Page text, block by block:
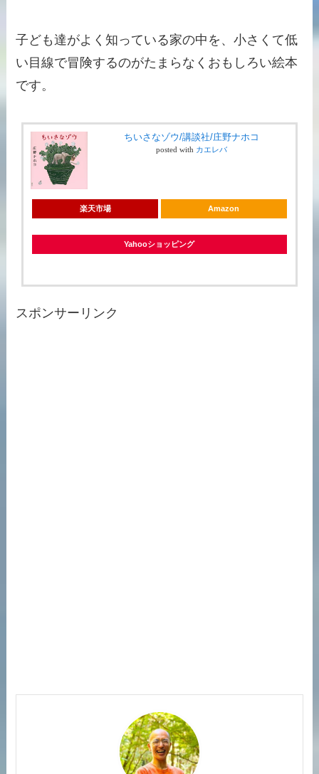
子ども達がよく知っている家の中を、小さくて低
い目線で冒険するのがたまらなくおもしろい絵本
です。
ちいさなゾウ/講談社/庄野ナホコ
posted with カエレバ
楽天市場 Amazon
Yahooショッピング
スポンサーリンク